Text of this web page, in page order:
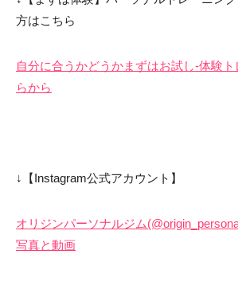
方はこちら
自分に合うかどうかまずはお試し-体験
らから
↓【Instagram公式アカウント】
オリジンパーソナルジム
写真と動画